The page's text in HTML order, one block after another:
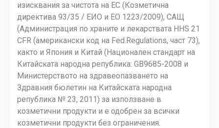
изисквания за чистота на ЕС (Козметична
директива 93/35 / ЕИО и ЕО 1223/2009), САЩ
(Администрация по храните и лекарствата HHS 21
CFR (американски код на Fed.Regulations, част 73),
както и Япония и Китай (Национален стандарт на
Китайската народна република: GB9685-2008 и
Министерството на здравеопазването на
Здравния бюлетин на Китайската народна
република № 23, 2011) за използване в
козметични продукти и е одобрен за всички
козметични продукти без ограничения.